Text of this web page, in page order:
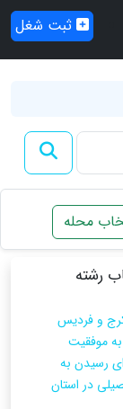
ثبت شغل
محله
رشته
و فردیس
موفقیت
رسیدن به
در استان